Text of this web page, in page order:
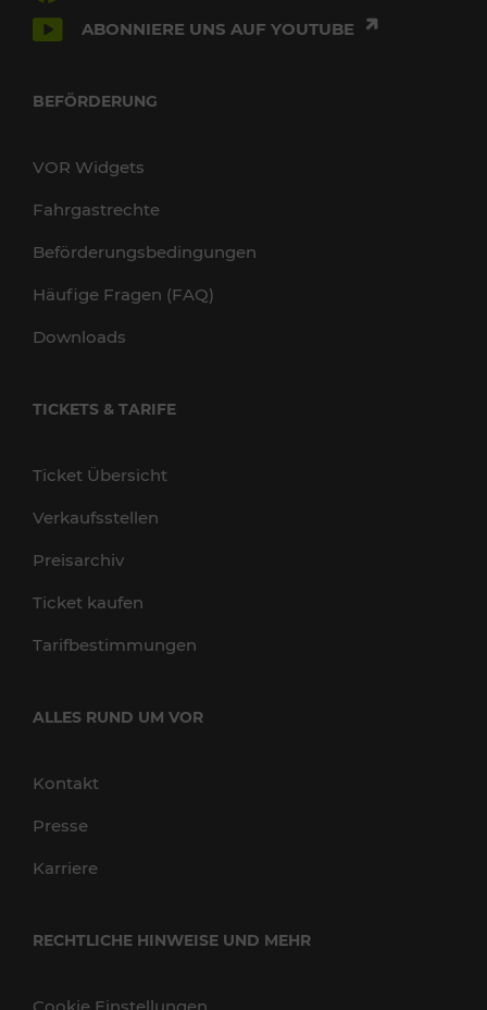
ABONNIERE UNS AUF YOUTUBE
BEFÖRDERUNG
VOR Widgets
Fahrgastrechte
Beförderungsbedingungen
Häufige Fragen (FAQ)
Downloads
TICKETS & TARIFE
Ticket Übersicht
Verkaufsstellen
Preisarchiv
Ticket kaufen
Tarifbestimmungen
ALLES RUND UM VOR
Kontakt
Presse
Karriere
RECHTLICHE HINWEISE UND MEHR